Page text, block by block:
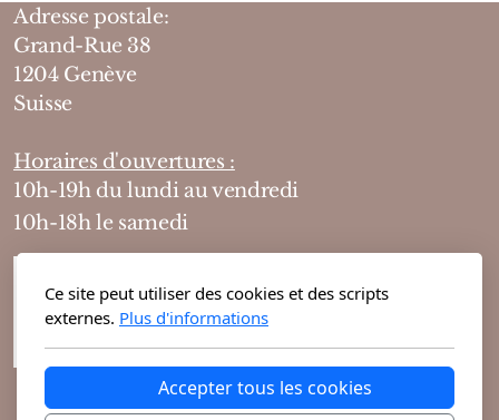
Adresse postale:
Grand-Rue 38
1204 Genève
Suisse
Horaires d'ouvertures :
10h-19h du lundi au vendredi
10h-18h le samedi
Ce site peut utiliser des cookies et des scripts
externes. Plus d'informations
Accepter tous les cookies